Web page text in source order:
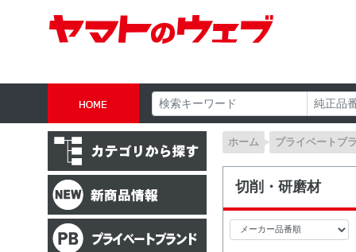
ホーム プライベートブ
切削・研磨材